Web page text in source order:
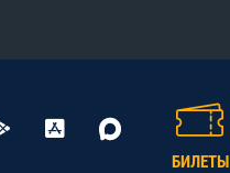
БИЛЕТЫ